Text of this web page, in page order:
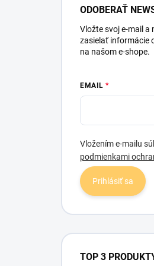
ODOBERAŤ
Vložte svoj e-mail a
zasielať informácie
na našom e-shope.
EMAIL
Vložením e-mailu
podmienkami
Prihlásiť sa
TOP 3